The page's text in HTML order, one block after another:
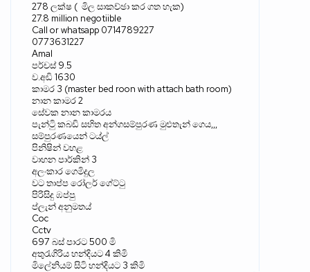
278 ලක්ෂ ( මිල සාකච්ඡා කර ගත හැක)
27.8 million negotiible
Call or whatsapp 0714789227
0773631227
Amal
පර්චස්9.5
ව.අඩි 1630
කාමර 3 (master bed roon with attach bath room)
නාන කාමර2
සේවක නාන කාමරය
පැන්ටිු කබඩි සහිත අන්ගසම්පුරණ මුළුතැන් ගෙය,,,
සම්පුරණයෙන් ටය්ල්
පිනිෂින් වහළ
වාහන පාර්කින් 3
අලංකාර ගෙමිදුල
වට තාප්ප රෝලර් ගේට්ටු
පිරිසිදු ඹප්පු
ප්ලැන් අනුමතය්
Coc
Cctv
697 බස්පාරට500 මි
අතුරැගිරිය හන්දියට4 කිමි
මිලේනියම් සිටි හන්දියට 3 කිමි